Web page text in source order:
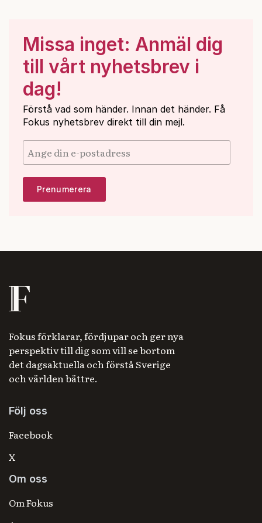
Missa inget: Anmäl dig
till vårt nyhetsbrev i
dag!
Förstå vad som händer. Innan det händer. Få
Fokus nyhetsbrev direkt till din mejl.
Fokus förklarar, fördjupar och ger nya
perspektiv till dig som vill se bortom
det dagsaktuella och förstå Sverige
och världen bättre.
Följ oss
Facebook
X
Om oss
Om Fokus